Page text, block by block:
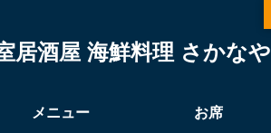
居酒屋 海鮮料理 さかな
メニュー お席